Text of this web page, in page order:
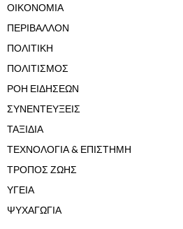
ΟΙΚΟΝΟΜΙΑ
ΠΕΡΙΒΑΛΛΟΝ
ΠΟΛΙΤΙΚΗ
ΠΟΛΙΤΙΣΜΟΣ
ΡΟΗ ΕΙΔΗΣΕΩΝ
ΣΥΝΕΝΤΕΥΞΕΙΣ
ΤΑΞΙΔΙΑ
ΤΕΧΝΟΛΟΓΙΑ & ΕΠΙΣΤΗΜΗ
ΤΡΟΠΟΣ ΖΩΗΣ
ΥΓΕΙΑ
ΨΥΧΑΓΩΓΙΑ